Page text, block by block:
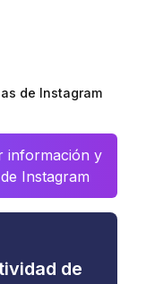
de Instagram
información y
Instagram
de